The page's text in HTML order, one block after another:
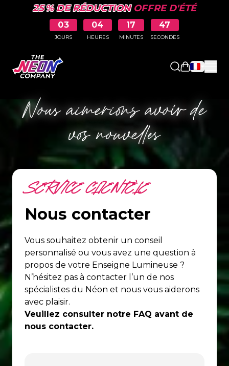
25 % DE RÉDUCTIONOFFRE D'ÉTÉ
03
JOURS
04
HEURES
17
MINUTES
47
SECONDES
Ouvrir le
Nous aimerions avoir de
vos nouvelles
SERVICE CLIENTÈLE
Nous contacter
Vous souhaitez obtenir un conseil
personnalisé ou vous avez une question à
propos de votre Enseigne Lumineuse ?
N’hésitez pas à contacter l’un de nos
spécialistes du Néon et nous vous aiderons
avec plaisir.
Veuillez consulter notre FAQ avant de
nous contacter.